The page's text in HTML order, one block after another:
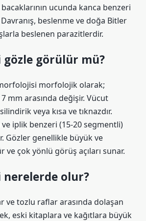
ucunda kanca benzeri
beslenme ve doğa Bitler
beslenen parazitlerdir.
görülür mü?
morfolojik olarak;
mm arasında değişir. Vücut
veya kısa ve tıknazdır.
ve iplik benzeri (15-20 segmentli)
Gözler genellikle büyük ve
çok yönlü görüş açıları sunar.
olur?
ve tozlu raflar arasında dolaşan
eski kitaplara ve kağıtlara büyük